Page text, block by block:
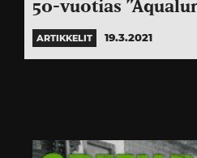
50-vuotias
ARTIKKELIT 19.3.2021